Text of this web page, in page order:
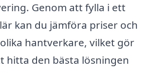
Genom att fylla i ett
kan du jämföra priser och
hantverkare, vilket gör
hitta den bästa lösningen